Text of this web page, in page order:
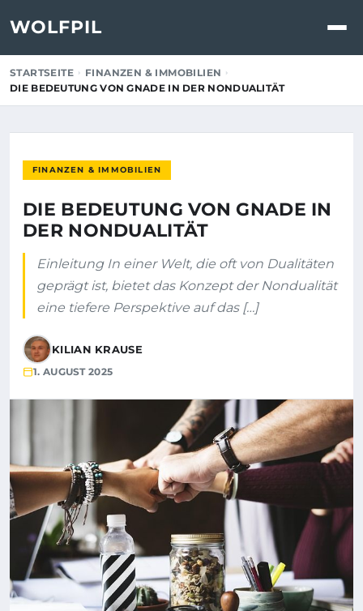
WOLFPIL
STARTSEITE
FINANZEN & IMMOBILIEN
DIE BEDEUTUNG VON GNADE IN DER NONDUALITÄT
FINANZEN & IMMOBILIEN
DIE BEDEUTUNG VON GNADE IN
DER NONDUALITÄT
Einleitung In einer Welt, die oft von Dualitäten
geprägt ist, bietet das Konzept der Nondualität
eine tiefere Perspektive auf das […]
KILIAN KRAUSE
1. AUGUST 2025